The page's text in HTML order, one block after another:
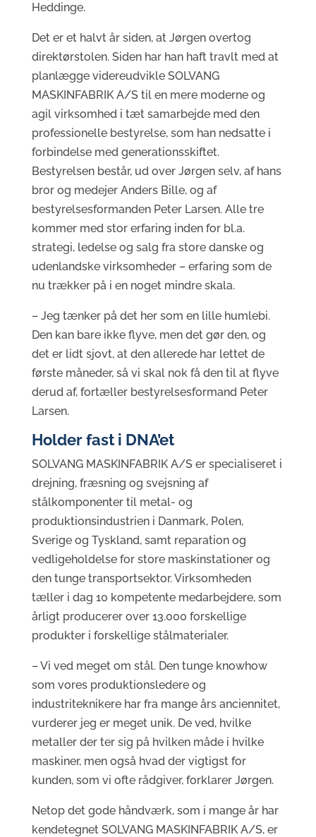
Heddinge.
Det er et halvt år siden, at Jørgen overtog
direktørstolen. Siden har han haft travlt med at
planlægge videreudvikle SOLVANG
MASKINFABRIK A/S til en mere moderne og
agil virksomhed i tæt samarbejde med den
professionelle bestyrelse, som han nedsatte i
forbindelse med generationsskiftet.
Bestyrelsen består, ud over Jørgen selv, af hans
bror og medejer Anders Bille, og af
bestyrelsesformanden Peter Larsen. Alle tre
kommer med stor erfaring inden for bl.a.
strategi, ledelse og salg fra store danske og
udenlandske virksomheder – erfaring som de
nu trækker på i en noget mindre skala.
– Jeg tænker på det her som en lille humlebi.
Den kan bare ikke flyve, men det gør den, og
det er lidt sjovt, at den allerede har lettet de
første måneder, så vi skal nok få den til at flyve
derud af, fortæller bestyrelsesformand Peter
Larsen.
Holder fast i DNA’et
SOLVANG MASKINFABRIK A/S er specialiseret i
drejning, fræsning og svejsning af
stålkomponenter til metal- og
produktionsindustrien i Danmark, Polen,
Sverige og Tyskland, samt reparation og
vedligeholdelse for store maskinstationer og
den tunge transportsektor. Virksomheden
tæller i dag 10 kompetente medarbejdere, som
årligt producerer over 13.000 forskellige
produkter i forskellige stålmaterialer.
– Vi ved meget om stål. Den tunge knowhow
som vores produktionsledere og
industriteknikere har fra mange års anciennitet,
vurderer jeg er meget unik. De ved, hvilke
metaller der ter sig på hvilken måde i hvilke
maskiner, men også hvad der vigtigst for
kunden, som vi ofte rådgiver, forklarer Jørgen.
Netop det gode håndværk, som i mange år har
kendetegnet SOLVANG MASKINFABRIK A/S, er